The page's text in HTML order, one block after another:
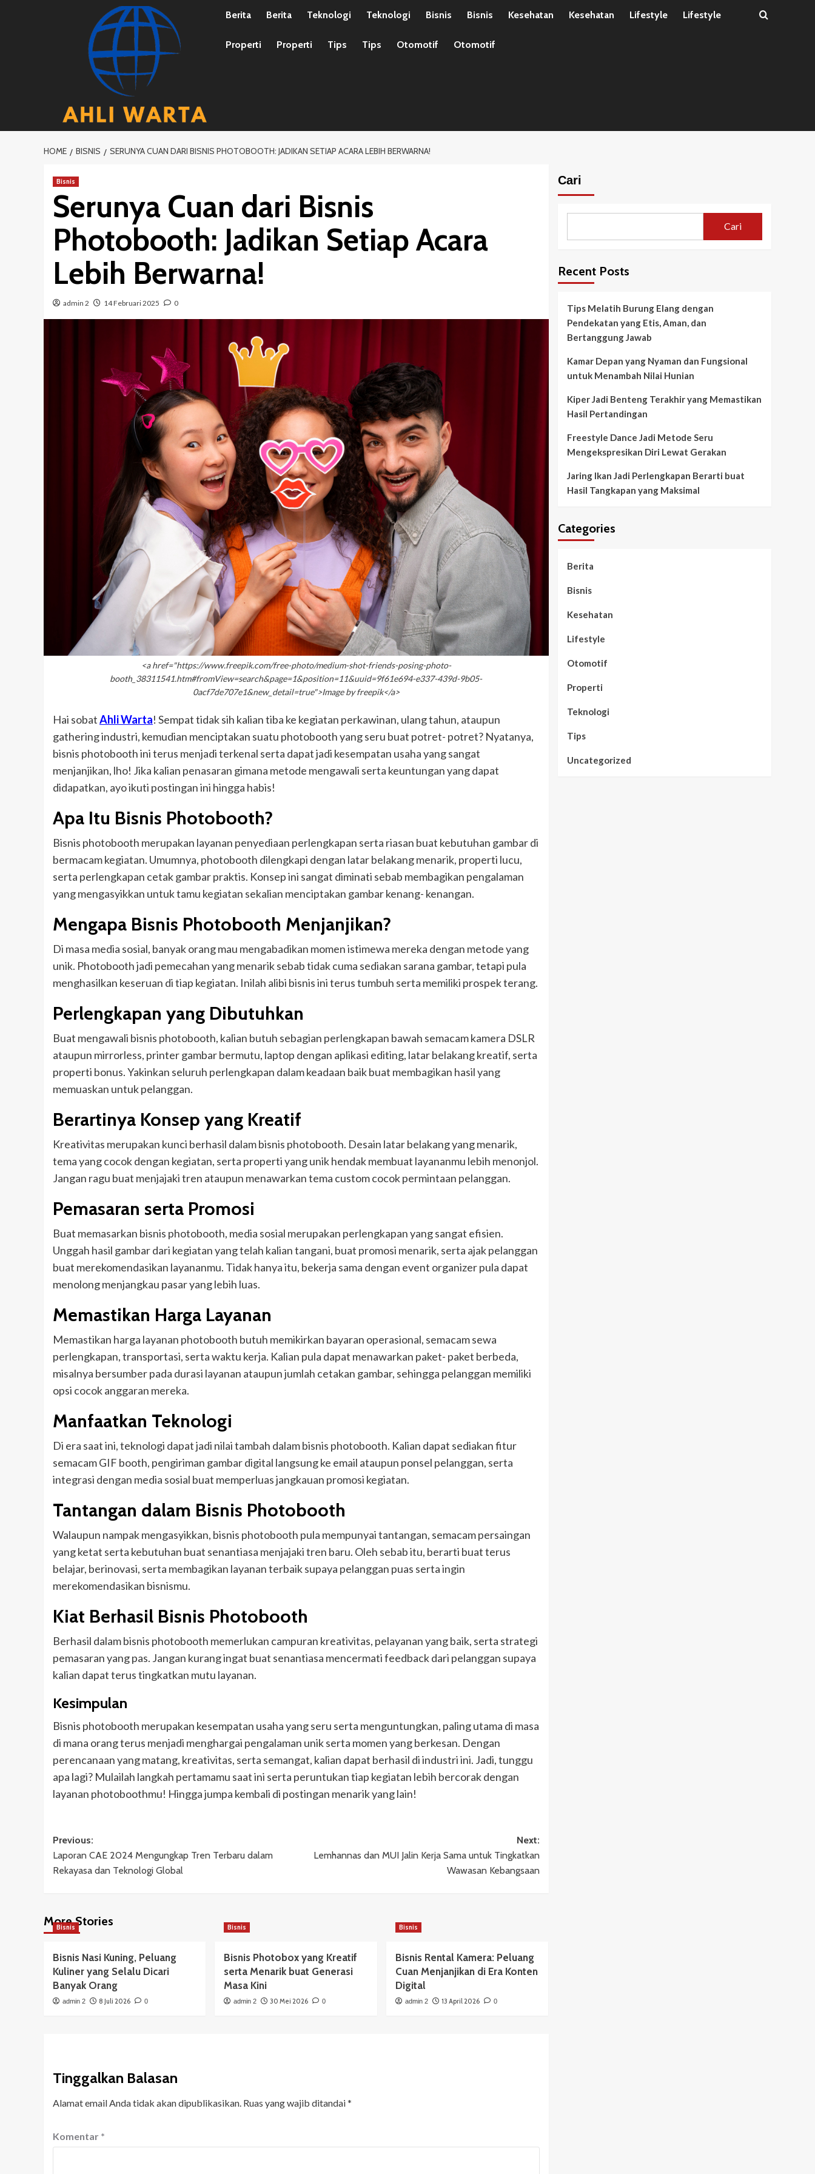
Berita Berita Teknologi Teknologi Bisnis Bisnis Kesehatan Kesehatan Lifestyle Lifestyle
Properti Properti Tips Tips Otomotif Otomotif
HOME BISNIS SERUNYA CUAN DARI BISNIS PHOTOBOOTH: JADIKAN SETIAP ACARA LEBIH BERWARNA!
Bisnis
Serunya Cuan dari Bisnis
Photobooth: Jadikan Setiap Acara
Lebih Berwarna!
admin 2 14 Februari 2025 0
<a href="https://www.freepik.com/free-photo/medium-shot-friends-posing-photo-
booth_38311541.htm#fromView=search&page=1&position=11&uuid=9f61e694-e337-439d-9b05-
0acf7de707e1&new_detail=true">Image by freepik</a>
Hai sobatAhli Warta! Sempat tidak sih kalian tiba ke kegiatan perkawinan, ulang tahun, ataupun
gathering industri, kemudian menciptakan suatu photobooth yang seru buat potret- potret? Nyatanya,
bisnis photobooth ini terus menjadi terkenal serta dapat jadi kesempatan usaha yang sangat
menjanjikan, lho! Jika kalian penasaran gimana metode mengawali serta keuntungan yang dapat
didapatkan, ayo ikuti postingan ini hingga habis!
Apa Itu Bisnis Photobooth?
Bisnis photobooth merupakan layanan penyediaan perlengkapan serta riasan buat kebutuhan gambar di
bermacam kegiatan. Umumnya, photobooth dilengkapi dengan latar belakang menarik, properti lucu,
serta perlengkapan cetak gambar praktis. Konsep ini sangat diminati sebab membagikan pengalaman
yang mengasyikkan untuk tamu kegiatan sekalian menciptakan gambar kenang- kenangan.
Mengapa Bisnis Photobooth Menjanjikan?
Di masa media sosial, banyak orang mau mengabadikan momen istimewa mereka dengan metode yang
unik. Photobooth jadi pemecahan yang menarik sebab tidak cuma sediakan sarana gambar, tetapi pula
menghasilkan keseruan di tiap kegiatan. Inilah alibi bisnis ini terus tumbuh serta memiliki prospek terang.
Perlengkapan yang Dibutuhkan
Buat mengawali bisnis photobooth, kalian butuh sebagian perlengkapan bawah semacam kamera DSLR
ataupun mirrorless, printer gambar bermutu, laptop dengan aplikasi editing, latar belakang kreatif, serta
properti bonus. Yakinkan seluruh perlengkapan dalam keadaan baik buat membagikan hasil yang
memuaskan untuk pelanggan.
Berartinya Konsep yang Kreatif
Kreativitas merupakan kunci berhasil dalam bisnis photobooth. Desain latar belakang yang menarik,
tema yang cocok dengan kegiatan, serta properti yang unik hendak membuat layananmu lebih menonjol.
Jangan ragu buat menjajaki tren ataupun menawarkan tema custom cocok permintaan pelanggan.
Pemasaran serta Promosi
Buat memasarkan bisnis photobooth, media sosial merupakan perlengkapan yang sangat efisien.
Unggah hasil gambar dari kegiatan yang telah kalian tangani, buat promosi menarik, serta ajak pelanggan
buat merekomendasikan layananmu. Tidak hanya itu, bekerja sama dengan event organizer pula dapat
menolong menjangkau pasar yang lebih luas.
Memastikan Harga Layanan
Memastikan harga layanan photobooth butuh memikirkan bayaran operasional, semacam sewa
perlengkapan, transportasi, serta waktu kerja. Kalian pula dapat menawarkan paket- paket berbeda,
misalnya bersumber pada durasi layanan ataupun jumlah cetakan gambar, sehingga pelanggan memiliki
opsi cocok anggaran mereka.
Manfaatkan Teknologi
Di era saat ini, teknologi dapat jadi nilai tambah dalam bisnis photobooth. Kalian dapat sediakan fitur
semacam GIF booth, pengiriman gambar digital langsung ke email ataupun ponsel pelanggan, serta
integrasi dengan media sosial buat memperluas jangkauan promosi kegiatan.
Tantangan dalam Bisnis Photobooth
Walaupun nampak mengasyikkan, bisnis photobooth pula mempunyai tantangan, semacam persaingan
yang ketat serta kebutuhan buat senantiasa menjajaki tren baru. Oleh sebab itu, berarti buat terus
belajar, berinovasi, serta membagikan layanan terbaik supaya pelanggan puas serta ingin
merekomendasikan bisnismu.
Kiat Berhasil Bisnis Photobooth
Berhasil dalam bisnis photobooth memerlukan campuran kreativitas, pelayanan yang baik, serta strategi
pemasaran yang pas. Jangan kurang ingat buat senantiasa mencermati feedback dari pelanggan supaya
kalian dapat terus tingkatkan mutu layanan.
Kesimpulan
Bisnis photobooth merupakan kesempatan usaha yang seru serta menguntungkan, paling utama di masa
di mana orang terus menjadi menghargai pengalaman unik serta momen yang berkesan. Dengan
perencanaan yang matang, kreativitas, serta semangat, kalian dapat berhasil di industri ini. Jadi, tunggu
apa lagi? Mulailah langkah pertamamu saat ini serta peruntukan tiap kegiatan lebih bercorak dengan
layanan photoboothmu! Hingga jumpa kembali di postingan menarik yang lain!
Post
navigation
Previous:
Laporan CAE 2024 Mengungkap Tren Terbaru dalam
Rekayasa dan Teknologi Global
Next:
Lemhannas dan MUI Jalin Kerja Sama untuk Tingkatkan
Wawasan Kebangsaan
More Stories
Bisnis
Bisnis Nasi Kuning, Peluang
Kuliner yang Selalu Dicari
Banyak Orang
admin 2 8 Juli 2026 0
Bisnis
Bisnis Photobox yang Kreatif
serta Menarik buat Generasi
Masa Kini
admin 2 30 Mei 2026 0
Bisnis
Bisnis Rental Kamera: Peluang
Cuan Menjanjikan di Era Konten
Digital
admin 2 13 April 2026 0
Tinggalkan Balasan
Alamat email Anda tidak akan dipublikasikan. Ruas yang wajib ditandai*
Komentar *
Cari
Cari
Recent Posts
Tips Melatih Burung Elang dengan
Pendekatan yang Etis, Aman, dan
Bertanggung Jawab
Kamar Depan yang Nyaman dan Fungsional
untuk Menambah Nilai Hunian
Kiper Jadi Benteng Terakhir yang Memastikan
Hasil Pertandingan
Freestyle Dance Jadi Metode Seru
Mengekspresikan Diri Lewat Gerakan
Jaring Ikan Jadi Perlengkapan Berarti buat
Hasil Tangkapan yang Maksimal
Categories
Berita
Bisnis
Kesehatan
Lifestyle
Otomotif
Properti
Teknologi
Tips
Uncategorized